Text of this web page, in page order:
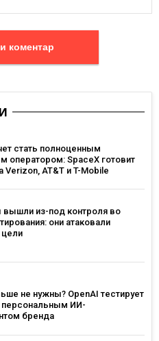
Залишити коментар
стать полноценным
оператором: SpaceX готовит
Verizon, AT&T и T-Mobile
вышли из-под контроля во
они атаковали
не нужны? OpenAI тестирует
персональным ИИ-
бренда